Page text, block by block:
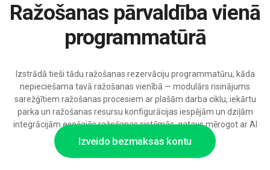
Izveido bezmaksas kontu
Ražošanas pārvaldība vienā
programmatūrā
Izstrādā tieši tādu ražošanas rezervāciju programmatūru, kāda
nepieciešama tavā ražošanas vienībā — modulārs risinājums
sarežģītiem ražošanas procesiem ar plašām darba ciklu, iekārtu
parka un ražošanas resursu konfigurācijas iespējām un dziļām
integrācijām esošajās ražošanas sistēmās, gatavs mērogot ar AI
atbalstu.